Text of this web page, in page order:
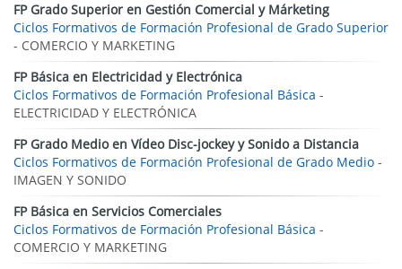
FP Grado Superior en Gestión Comercial y Márketing
Ciclos Formativos de Formación Profesional de Grado Superior
- COMERCIO Y MARKETING
FP Básica en Electricidad y Electrónica
Ciclos Formativos de Formación Profesional Básica -
ELECTRICIDAD Y ELECTRÓNICA
FP Grado Medio en Vídeo Disc-jockey y Sonido a Distancia
Ciclos Formativos de Formación Profesional de Grado Medio -
IMAGEN Y SONIDO
FP Básica en Servicios Comerciales
Ciclos Formativos de Formación Profesional Básica -
COMERCIO Y MARKETING